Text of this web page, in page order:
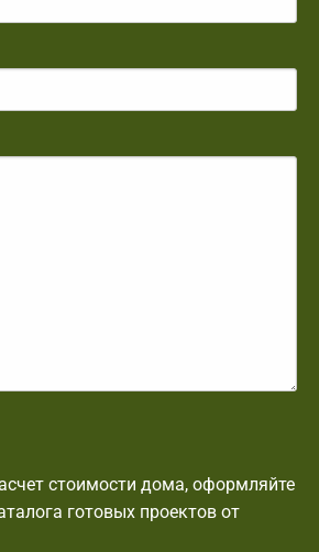
стоимости дома, оформляйте
готовых проектов от